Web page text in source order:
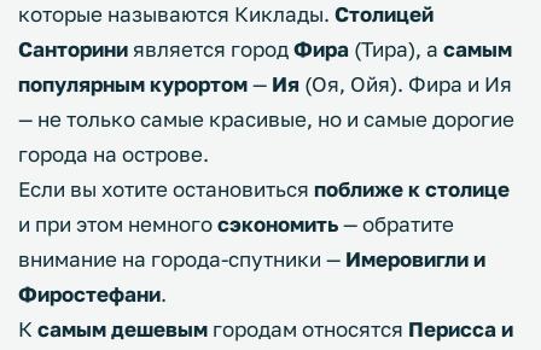
которые называются Киклады. Столицей
Санторини является городФира (Тира), а самым
популярным курортом— Ия (Оя, Ойя). Фира и Ия
— не только самые красивые, но и самые дорогие
города на острове.
Если вы хотите остановиться поближе к столице
и при этом немногосэкономить— обратите
внимание на города-спутники — Имеровигли и
Фиростефани.
К самым дешевым городам относятся Перисса и